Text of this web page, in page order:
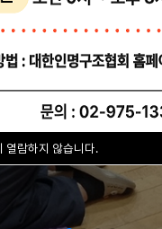
열람하지 않습니다.
능력을 갖추는 것을 목표로
공하고 있습니다.
급처치 바로가기 →
→